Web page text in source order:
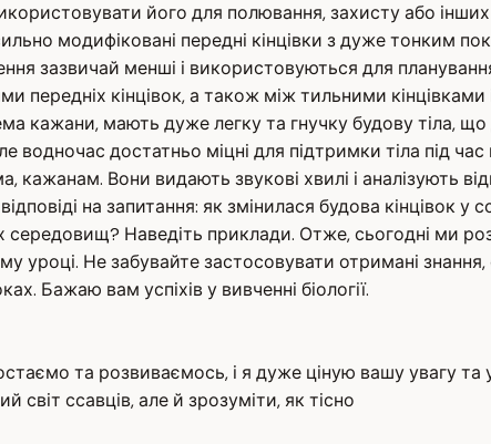
його для полювання, захисту або
модифіковані передні кінцівки з дуже тонким
зазвичай менші і використовуються для
кінцівок, а також між тильними кінцівками
кажани, мають дуже легку та гнучку будову тіла, що
водночас достатньо міцні для підтримки тіла під
Вони видають звукові хвилі і аналізують
на запитання: як змінилася будова кінцівок у
Наведіть приклади. Отже, сьогодні ми
уроці. Не забувайте застосовувати отримані
Бажаю вам успіхів у вивченні біології.
та розвиваємось, і я дуже ціную вашу увагу
ссавців, але й зрозуміти, як тісно